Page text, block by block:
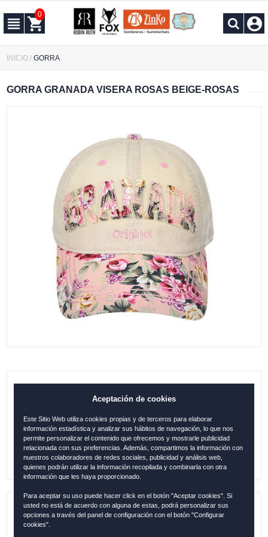
0
INICIO /GORRA
GORRA GRANADA VISERA ROSAS BEIGE-ROSAS
GORRA GRANADA VISERA ROSAS
15.95€
Referencia: GRA1269
Aceptación de cookies
Este Sitio Web utiliza cookies propias y de terceros para elaborar
información estadística y analizar sus hábitos de navegación, lo que nos
permite personalizar el contenido que ofrecemos y mostrarle publicidad
relacionada con sus preferencias. Además, compartimos la información con
nuestros colaboradores de redes sociales, publicidad y análisis web,
quienes podrán utilizar la información recopilada y combinarla con otra
información que les haya proporcionado.
Para aceptar su uso puede hacer click en el botón "Aceptar cookies". Si
usted no está de acuerdo con alguna de estas, podrá personalizar sus
opciones a través del panel de configuración con el botón "Configurar
cookies".